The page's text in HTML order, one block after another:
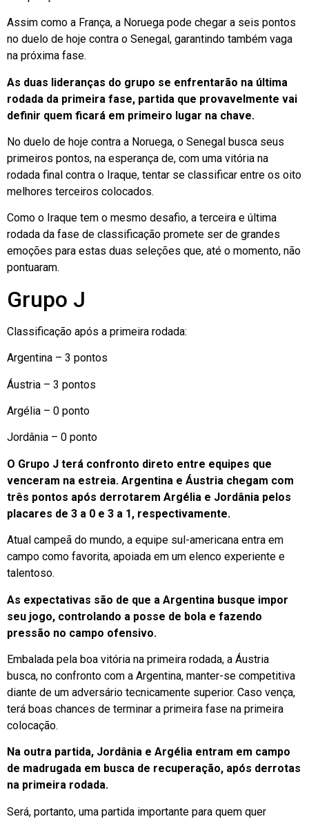
Assim como a França, a Noruega pode chegar a seis pontos
no duelo de hoje contra o Senegal, garantindo também vaga
na próxima fase.
As duas lideranças do grupo se enfrentarão na última
rodada da primeira fase, partida que provavelmente vai
definir quem ficará em primeiro lugar na chave.
No duelo de hoje contra a Noruega, o Senegal busca seus
primeiros pontos, na esperança de, com uma vitória na
rodada final contra o Iraque, tentar se classificar entre os oito
melhores terceiros colocados.
Como o Iraque tem o mesmo desafio, a terceira e última
rodada da fase de classificação promete ser de grandes
emoções para estas duas seleções que, até o momento, não
pontuaram.
Grupo J
Classificação após a primeira rodada:
Argentina – 3 pontos
Áustria – 3 pontos
Argélia – 0 ponto
Jordânia – 0 ponto
O Grupo J terá confronto direto entre equipes que
venceram na estreia. Argentina e Áustria chegam com
três pontos após derrotarem Argélia e Jordânia pelos
placares de 3 a 0 e 3 a 1, respectivamente.
Atual campeã do mundo, a equipe sul-americana entra em
campo como favorita, apoiada em um elenco experiente e
talentoso.
As expectativas são de que a Argentina busque impor
seu jogo, controlando a posse de bola e fazendo
pressão no campo ofensivo.
Embalada pela boa vitória na primeira rodada, a Áustria
busca, no confronto com a Argentina, manter-se competitiva
diante de um adversário tecnicamente superior. Caso vença,
terá boas chances de terminar a primeira fase na primeira
colocação.
Na outra partida, Jordânia e Argélia entram em campo
de madrugada em busca de recuperação, após derrotas
na primeira rodada.
Será, portanto, uma partida importante para quem quer